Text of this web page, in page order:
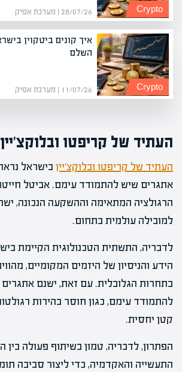
28/07/26 | מערכת אפיק Crypto
איך קונים ביטקוין
השלם
11/07/26 | מערכת אפיק Crypto
העתיד של קריפטו
העתיד של קריפטו ובלוקצ'יין בישראל
אתגרים שיש להתמודד עימם. אביטל
הרגולציה המתאימה וההשקעה הנכונה,
למובילה עולמית בתחום.
לדבריה, התשתית הטכנולוגית הקיימת
הידע והניסיון של היזמים המקומיים,
בתחרות הגלובלית. עם זאת, ישנם
להתמודד עימם, כגון חוסר בהירות
קטן יחסית.
הפתרון, לדבריה, טמון בשיתוף פעולה
התעשייה והאקדמיה, כדי ליצור סביבה